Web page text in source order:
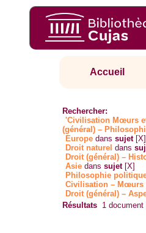
Accueil
Rechercher:
'Civilisation Mœurs
(général) –
Europe danssujet [X]
Droit naturel dans
Droit (général) –
Asie danssujet [X]
Philosophie
Civilisation – Mœurs
Droit (général) –
Résultats 1 document